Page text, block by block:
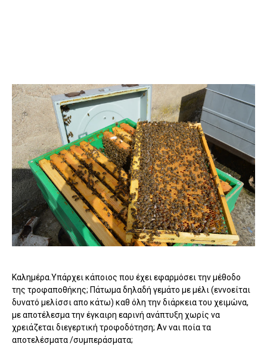
Καλημέρα.Υπάρχει κάποιος που έχει εφαρμόσει την μέθοδο
της τροφαποθήκης; Πάτωμα δηλαδή γεμάτο με μέλι (εννοείται
δυνατό μελίσσι απο κάτω) καθ όλη την διάρκεια του χειμώνα,
με αποτέλεσμα την έγκαιρη εαρινή ανάπτυξη χωρίς να
χρειάζεται διεγερτική τροφοδότηση; Αν ναι ποία τα
αποτελέσματα /συμπεράσματα;